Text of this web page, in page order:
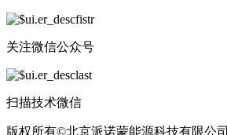
关注微信公众号
扫描技术微信
版权所有©北京派诺蒙能源科技有限公司